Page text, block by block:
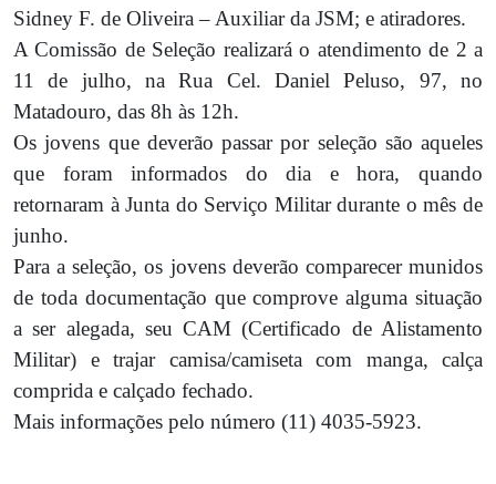
Sidney F. de Oliveira – Auxiliar da JSM; e atiradores.
A Comissão de Seleção realizará o atendimento de 2 a
11 de julho, na Rua Cel. Daniel Peluso, 97, no
Matadouro, das 8h às 12h.
Os jovens que deverão passar por seleção são aqueles
que foram informados do dia e hora, quando
retornaram à Junta do Serviço Militar durante o mês de
junho.
Para a seleção, os jovens deverão comparecer munidos
de toda documentação que comprove alguma situação
a ser alegada, seu CAM (Certificado de Alistamento
Militar) e trajar camisa/camiseta com manga, calça
comprida e calçado fechado.
Mais informações pelo número (11) 4035-5923.